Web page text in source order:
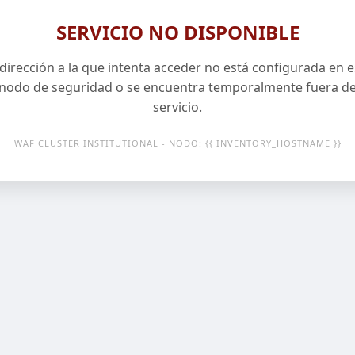
SERVICIO NO DISPONIBLE
a la que intenta acceder no está configurada en
de seguridad o se encuentra temporalmente fuera
servicio.
WAF CLUSTER INSTITUTIONAL - NODO: {{ INVENTORY_HOSTNAME }}